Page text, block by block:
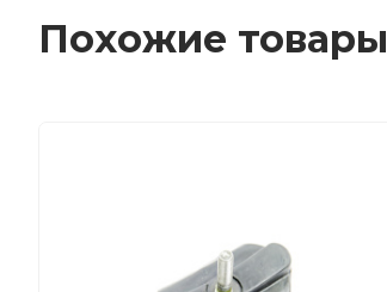
Похожие товары